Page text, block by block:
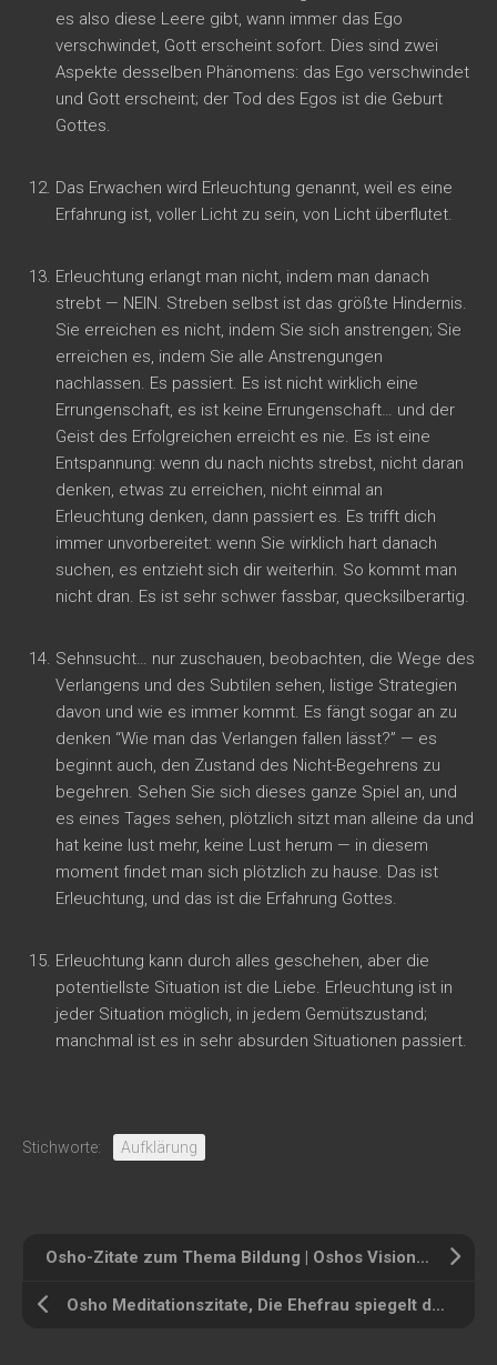
es also diese Leere gibt, wann immer das Ego
verschwindet, Gott erscheint sofort. Dies sind zwei
Aspekte desselben Phänomens: das Ego verschwindet
und Gott erscheint; der Tod des Egos ist die Geburt
Gottes.
Das Erwachen wird Erleuchtung genannt, weil es eine
Erfahrung ist, voller Licht zu sein, von Licht überflutet.
Erleuchtung erlangt man nicht, indem man danach
strebt — NEIN. Streben selbst ist das größte Hindernis.
Sie erreichen es nicht, indem Sie sich anstrengen; Sie
erreichen es, indem Sie alle Anstrengungen
nachlassen. Es passiert. Es ist nicht wirklich eine
Errungenschaft, es ist keine Errungenschaft… und der
Geist des Erfolgreichen erreicht es nie. Es ist eine
Entspannung: wenn du nach nichts strebst, nicht daran
denken, etwas zu erreichen, nicht einmal an
Erleuchtung denken, dann passiert es. Es trifft dich
immer unvorbereitet: wenn Sie wirklich hart danach
suchen, es entzieht sich dir weiterhin. So kommt man
nicht dran. Es ist sehr schwer fassbar, quecksilberartig.
Sehnsucht… nur zuschauen, beobachten, die Wege des
Verlangens und des Subtilen sehen, listige Strategien
davon und wie es immer kommt. Es fängt sogar an zu
denken “Wie man das Verlangen fallen lässt?” — es
beginnt auch, den Zustand des Nicht-Begehrens zu
begehren. Sehen Sie sich dieses ganze Spiel an, und
es eines Tages sehen, plötzlich sitzt man alleine da und
hat keine lust mehr, keine Lust herum — in diesem
moment findet man sich plötzlich zu hause. Das ist
Erleuchtung, und das ist die Erfahrung Gottes.
Erleuchtung kann durch alles geschehen, aber die
potentiellste Situation ist die Liebe. Erleuchtung ist in
jeder Situation möglich, in jedem Gemütszustand;
manchmal ist es in sehr absurden Situationen passiert.
Stichworte: Aufklärung
Osho-Zitate zum Thema Bildung | Oshos Vision zur richtigen Bildung
Osho Meditationszitate, Die Ehefrau spiegelt den Ehemann